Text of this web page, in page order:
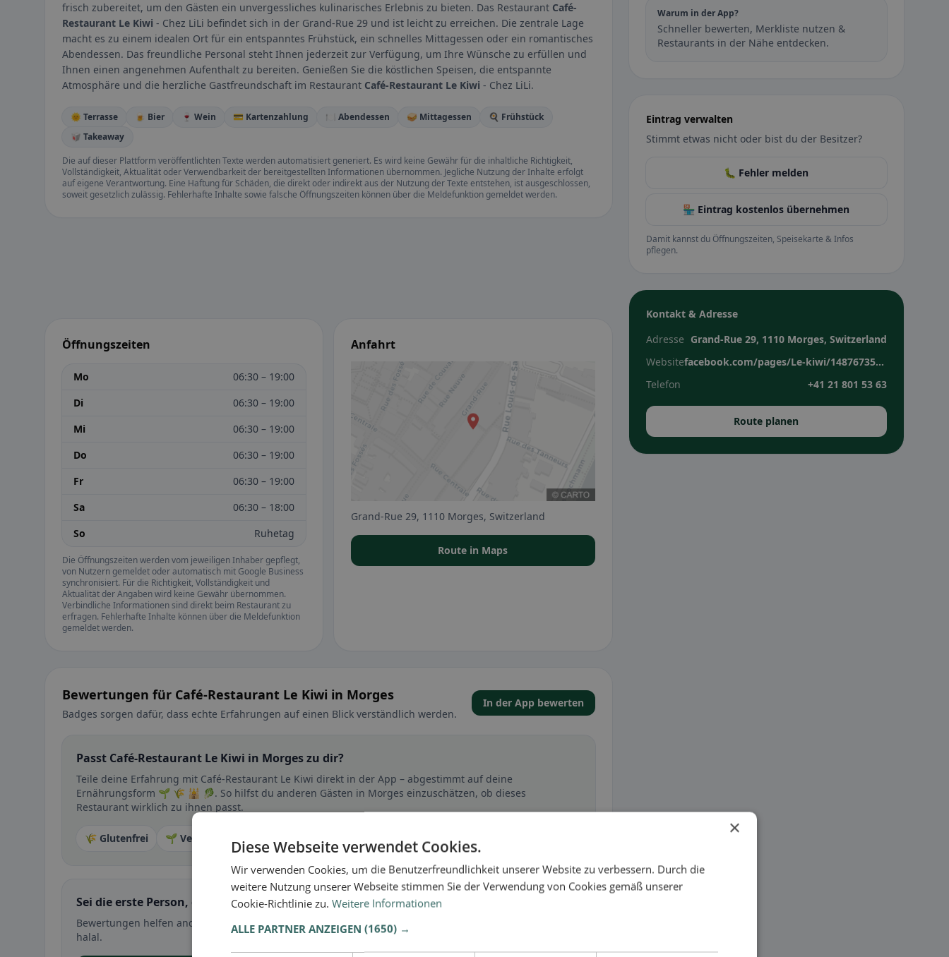
frisch zubereitet, um den Gästen ein unvergessliches kulinarisches Erlebnis zu bieten. Das Restaurant Café-
Restaurant Le Kiwi - Chez LiLi befindet sich in der Grand-Rue 29 und ist leicht zu erreichen. Die zentrale Lage
macht es zu einem idealen Ort für ein entspanntes Frühstück, ein schnelles Mittagessen oder ein romantisches
Abendessen. Das freundliche Personal steht Ihnen jederzeit zur Verfügung, um Ihre Wünsche zu erfüllen und
Ihnen einen angenehmen Aufenthalt zu bereiten. Genießen Sie die köstlichen Speisen, die entspannte
Atmosphäre und die herzliche Gastfreundschaft im Restaurant Café-Restaurant Le Kiwi - Chez LiLi.
🌞 Terrasse 🍺 Bier 🍷 Wein 💳 Kartenzahlung 🍽️ Abendessen 🥪 Mittagessen
🍳 Frühstück
🥡 Takeaway
Die auf dieser Plattform veröffentlichten Texte werden automatisiert generiert. Es wird keine Gewähr für die inhaltliche Richtigkeit,
Vollständigkeit, Aktualität oder Verwendbarkeit der bereitgestellten Informationen übernommen. Jegliche Nutzung der Inhalte erfolgt
auf eigene Verantwortung. Eine Haftung für Schäden, die direkt oder indirekt aus der Nutzung der Texte entstehen, ist ausgeschlossen,
soweit gesetzlich zulässig. Fehlerhafte Inhalte sowie falsche Öffnungszeiten können über die Meldefunktion gemeldet werden.
Öffnungszeiten
Mo
06:30 – 19:00
Di
06:30 – 19:00
Mi
06:30 – 19:00
Do
06:30 – 19:00
Fr
06:30 – 19:00
Sa
06:30 – 18:00
So
Ruhetag
Die Öffnungszeiten werden vom jeweiligen Inhaber gepflegt,
von Nutzern gemeldet oder automatisch mit Google Business
synchronisiert. Für die Richtigkeit, Vollständigkeit und
Aktualität der Angaben wird keine Gewähr übernommen.
Verbindliche Informationen sind direkt beim Restaurant zu
erfragen. Fehlerhafte Inhalte können über die Meldefunktion
gemeldet werden.
Anfahrt
Grand-Rue 29, 1110 Morges, Switzerland
Route in Maps
Bewertungen für Café-Restaurant Le Kiwi in Morges
Badges sorgen dafür, dass echte Erfahrungen auf einen Blick verständlich werden.
In der App bewerten
Passt Café-Restaurant Le Kiwi in Morges zu dir?
Teile deine Erfahrung mit Café-Restaurant Le Kiwi direkt in der App – abgestimmt auf deine
Ernährungsform 🌱 🌾 🕌 🥬. So hilfst du anderen Gästen in Morges einzuschätzen, ob dieses
Restaurant wirklich zu ihnen passt.
🌾 Glutenfrei 🌱 Vegan 🥕 Vegetarisch 🕌 Halal
Sei die erste Person, die ihre Erfahrung teilt
Bewertungen helfen anderen bei der Entscheidung – besonders bei glutenfrei, vegan, vegetarisch oder
halal.
Warum in der App?
Schneller bewerten, Merkliste nutzen &
Restaurants in der Nähe entdecken.
Eintrag verwalten
Stimmt etwas nicht oder bist du der Besitzer?
🐛 Fehler melden
🏪 Eintrag kostenlos übernehmen
Damit kannst du Öffnungszeiten, Speisekarte & Infos
pflegen.
Kontakt & Adresse
Adresse Grand-Rue 29, 1110 Morges, Switzerland
Website
facebook.com/pages/Le-kiwi/1487673558150524
Telefon
+41 21 801 53 63
Route planen
×
Diese Webseite verwendet Cookies.
Wir verwenden Cookies, um die Benutzerfreundlichkeit unserer Website zu verbessern. Durch die
weitere Nutzung unserer Webseite stimmen Sie der Verwendung von Cookies gemäß unserer
Cookie-Richtlinie zu. Weitere Informationen
ALLE PARTNER ANZEIGEN (1650) →